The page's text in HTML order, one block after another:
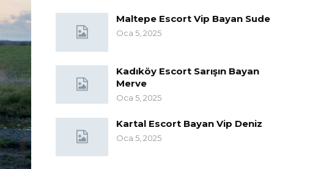
Maltepe Escort Vip Bayan Sude
Oca 5, 2025
Kadıköy Escort Sarışın Bayan
Merve
Oca 5, 2025
Kartal Escort Bayan Vip Deniz
Oca 5, 2025